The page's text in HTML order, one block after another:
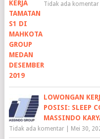
Tidak ada komentar
LOWONGAN
POSISI: SLEEP
MASSINDO
Tidak ada komentar| Mei 30,